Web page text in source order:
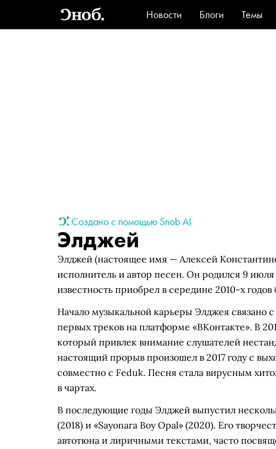
Новости Блоги Темы
Стиль
Видео
Создано с помощью Snob AI
Элджей
Элджей (настоящее имя — Алексей
исполнитель и автор песен. Он родился 9
известность приобрел в середине 2010-х
Начало музыкальной карьеры Элджея связано
первых треков на платформе «ВКонтакте». В
который привлек внимание слушателей
настоящий прорыв произошел в 2017 году с
совместно с Feduk. Песня стала вирусным
в чартах.
В последующие годы Элджей выпустил
(2018) и «Sayonara Boy Opal» (2020). Его
автотюна и лиричными текстами, часто